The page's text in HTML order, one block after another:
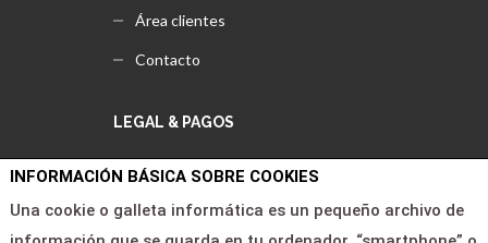
Área clientes
Contacto
LEGAL & PAGOS
INFORMACIÓN BÁSICA SOBRE COOKIES
Una cookie o galleta informática es un pequeño archivo de